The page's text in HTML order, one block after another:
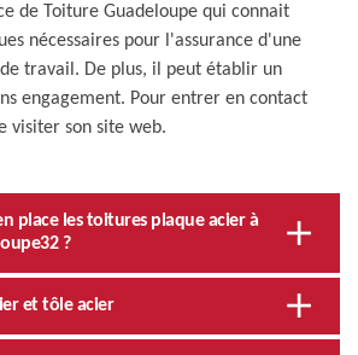
de Toiture Guadeloupe qui connait
nécessaires pour l'assurance d'une
travail. De plus, il peut établir un
engagement. Pour entrer en contact
visiter son site web.
place les toitures plaque acier à
?
et tôle acier